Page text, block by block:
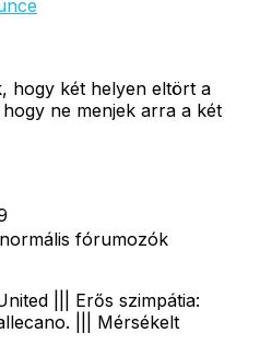
hogy két helyen eltört a
ne menjek arra a két
fórumozók
||| Erős szimpátia:
||| Mérsékelt